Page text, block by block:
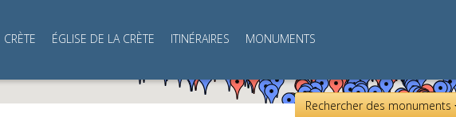
CRÈTE ÉGLISE DE LA CRÈTE ITINÉRAIRES MONUMENTS
Rechercher des monuments